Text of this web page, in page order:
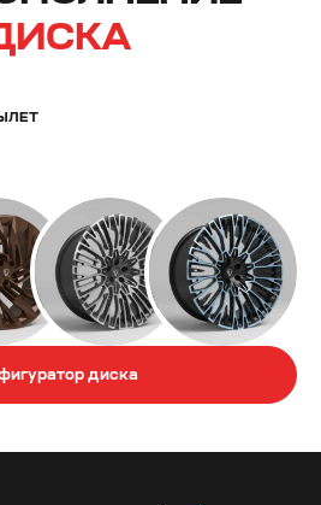
диска